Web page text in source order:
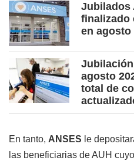
Jubilados
finalizado
en
Jubilación
agosto
total de
En tanto, ANSES le
las beneficiarias de AUH